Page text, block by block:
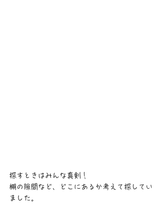
探すときはみんな真剣！
棚の隙間など、どこにあるか考えて探してい
ました。